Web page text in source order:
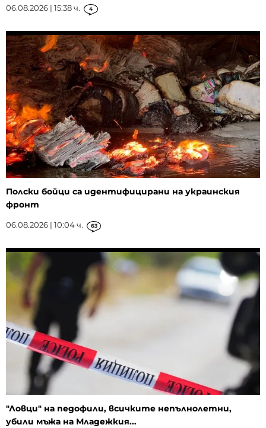
06.08.2026 | 15:38 ч. 4
Полски бойци са идентифицирани на украинския
фронт
06.08.2026 | 10:04 ч. 63
"Ловци" на педофили, всичките непълнолетни,
убили мъжа на Младежкия...